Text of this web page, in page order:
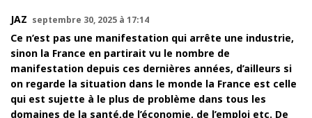
JAZ septembre 30, 2025 à 17:14
Ce n’est pas une manifestation qui arrête une industrie,
sinon la France en partirait vu le nombre de
manifestation depuis ces dernières années, d’ailleurs si
on regarde la situation dans le monde la France est celle
qui est sujette à le plus de problème dans tous les
domaines de la santé,de l’économie, de l’emploi etc. De